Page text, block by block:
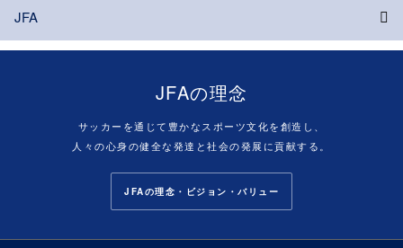
JFA
JFAの理念
サッカーを通じて豊かなスポーツ文化を創造し、
人々の心身の健全な発達と社会の発展に貢献する。
JFAの理念・ビジョン・バリュー